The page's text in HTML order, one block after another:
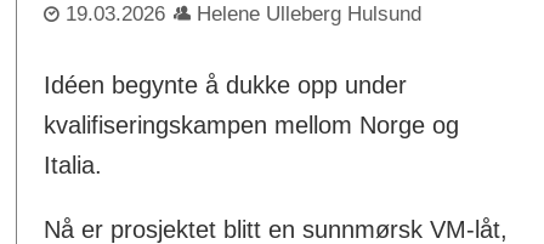
19.03.2026 Helene Ulleberg Hulsund
Idéen begynte å dukke opp under
kvalifiseringskampen mellom Norge og
Italia.
Nå er prosjektet blitt en sunnmørsk VM-låt,